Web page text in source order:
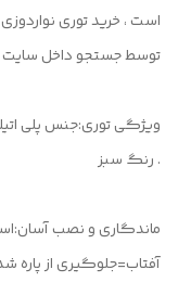
است ، خرید توری
توسط جستجو داخل سایت
. رنگ سبز
ماندگاری و نصب
آفتاب=جلوگیری از